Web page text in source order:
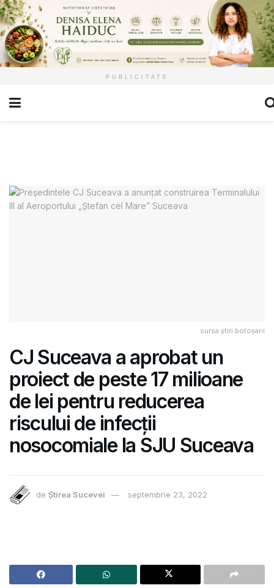
PUBLICITATE
sursa știri botoșani
CJ Suceava a aprobat un
proiect de peste 17 milioane
de lei pentru reducerea
riscului de infecții
nosocomiale la SJU Suceava
de Știrea Sucevei septembrie 23, 2022